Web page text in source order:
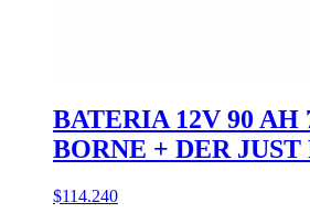
BATERIA 12V 90 AH
BORNE + DER JUST
$114.240